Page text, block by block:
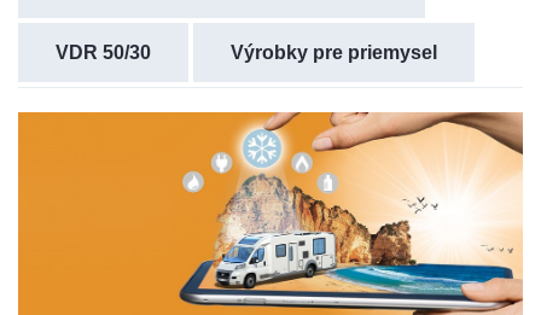
VDR 50/30 Výrobky pre priemysel